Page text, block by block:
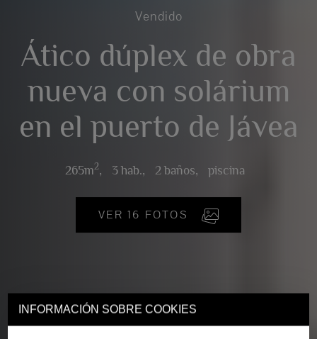
INFORMACIÓN SOBRE COOKIES
Vendido
Ático dúplex de obra
nueva con solárium
en el puerto de Jávea
265m2, 3 hab., 2 baños, piscina
VER 16 FOTOS